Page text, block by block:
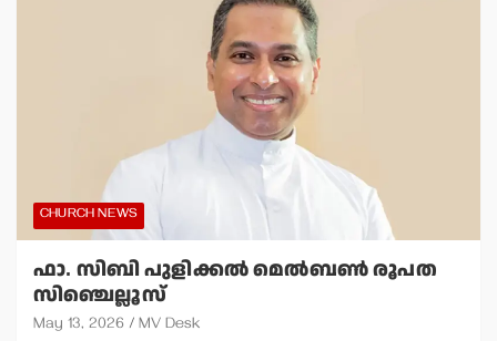
CHURCH NEWS
ഫാ. സിബി പുളിക്കല്‍ മെല്‍ബണ്‍ രൂപത
സിഞ്ചെല്ലൂസ്
May 13, 2026 MV Desk